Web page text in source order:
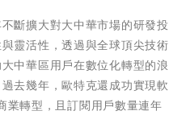
斷擴大對大中華市場的研發投
靈活性，透過與全球頂尖技術
中華區用戶在數位化轉型的浪
去幾年，歐特克還成功實現軟
轉型，且訂閱用戶數量連年